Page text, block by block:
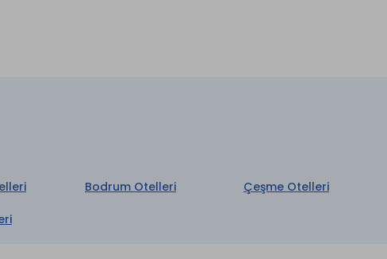
Bodrum Otelleri Çeşme Otelleri